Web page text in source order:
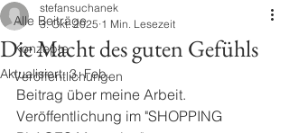
Alle Beiträge
Konzepte
Veröffentlichungen
Die Macht des guten Gefühls
stefansuchanek
3. Okt. 2025 1 Min. Lesezeit
Aktualisiert:3. Feb.
Beitrag über meine Arbeit.
Veröffentlichung im "SHOPPING